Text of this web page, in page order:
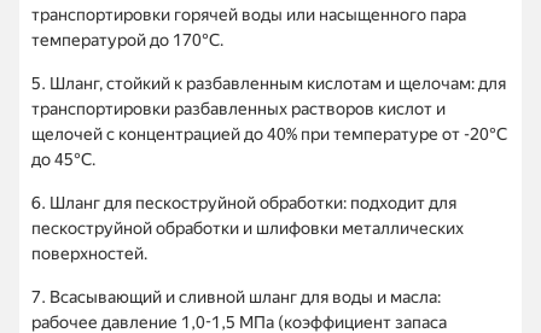
транспортировки горячей воды или насыщенного пара
температурой до 170°C.
5. Шланг, стойкий к разбавленным кислотам и щелочам: для
транспортировки разбавленных растворов кислот и
щелочей с концентрацией до 40% при температуре от -20°C
до 45°C.
6. Шланг для пескоструйной обработки: подходит для
пескоструйной обработки и шлифовки металлических
поверхностей.
7. Всасывающий и сливной шланг для воды и масла:
рабочее давление 1,0-1,5 МПа (коэффициент запаса